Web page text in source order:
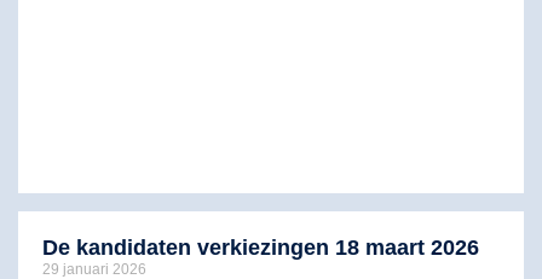
De kandidaten verkiezingen 18 maart 2026
29 januari 2026